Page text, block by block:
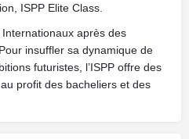
ISPP Elite Class.
Internationaux après des
insuffler sa dynamique de
futuristes, l’ISPP offre des
profit des bacheliers et des